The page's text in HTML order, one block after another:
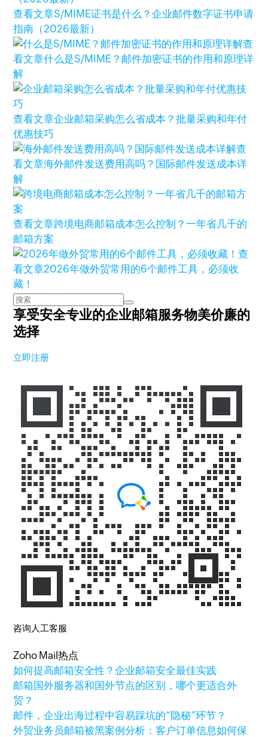
查看文章S/MIME证书是什么？企业邮件数字证书申请
指南（2026最新）
查
看文章什么是S/MIME？邮件加密证书的作用和原理详
解
查看文章企业邮箱采购怎么省成本？批量采购和年付
优惠技巧
查
看文章海外邮件发送费用高吗？国际邮件发送成本详
解
查看文章跨境电商邮箱成本怎么控制？一年省几千的
邮箱方案
查
看文章2026年做外贸常用的6个邮件工具，必须收
藏！
享受安全专业的企业邮箱服务物美价廉的
选择
立即注册
咨询人工客服
Zoho Mail热点
如何提高邮箱安全性？企业邮箱安全最佳实践
邮箱国外服务器和国外节点的区别，哪个更适合外
贸？
邮件，企业出海过程中容易踩坑的“隐秘”环节？
外贸业务员邮箱被黑案例分析：客户订单信息如何保